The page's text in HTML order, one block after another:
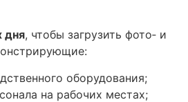
дня, чтобы загрузить фото‑ и
оборудования;
на рабочих местах;